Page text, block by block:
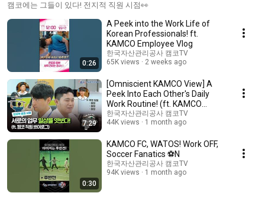
캠코에는 그들이 있다! 전지적 직원 시점👀
0:26
A Peek into the Work Life of
Korean Professionals! ft.
KAMCO Employee Vlog
한국자산관리공사 캠코TV
65K views
2 weeks ago
7:29
[Omniscient KAMCO View] A
Peek Into Each Other's Daily
Work Routine! (ft. KAMCO
Employee Vlog)
한국자산관리공사 캠코TV
44K views
1 month ago
0:30
KAMCO FC, WATOS! Work OFF,
Soccer Fanatics ⚽N
한국자산관리공사 캠코TV
94K views
1 month ago